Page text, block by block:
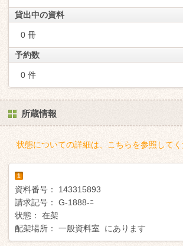
貸出中の資料
0 冊
予約数
0 件
所蔵情報
状態についての詳細は、こちらを参照してく
1
資料番号：
143315893
請求記号：
G-1888-ﾆ
状態：
在架
配架場所：
一般資料室 にあります